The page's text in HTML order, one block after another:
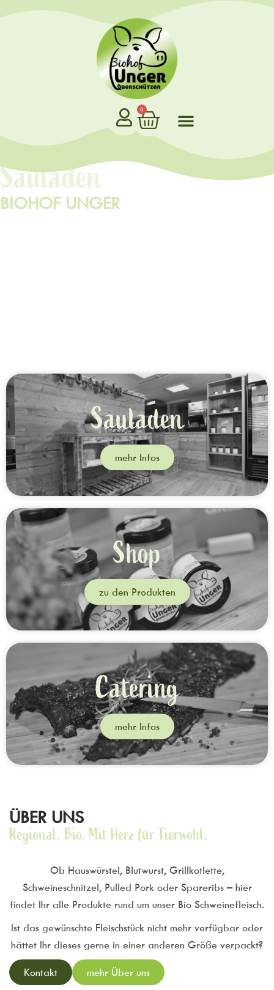
0
Sauladen
BIOHOF UNGER
Sauladen
mehr Infos
Shop
zu den Produkten
Catering
mehr Infos
ÜBER UNS
Regional. Bio. Mit Herz für Tierwohl.
Ob Hauswürstel, Blutwurst, Grillkotlette,
Schweineschnitzel, Pulled Pork oder Spareribs – hier
findet Ihr alle Produkte rund um unser Bio Schweinefleisch.
Ist das gewünschte Fleischstück nicht mehr verfügbar oder
hättet Ihr dieses gerne in einer anderen Größe verpackt?
Kontakt mehr Über uns